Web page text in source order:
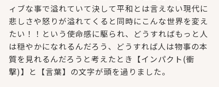
ィブな事で溢れていて決して平和とは言えない現代に
悲しさや怒りが溢れてくると同時にこんな世界を変え
たい！！という使命感に駆られ、どうすればもっと人
は穏やかになれるんだろう、どうすれば人は物事の本
質を見れるんだろうと考えたとき【インパクト(衝
撃)】と【言葉】の文字が頭を過りました。